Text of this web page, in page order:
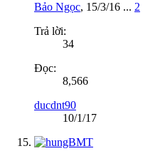
Bảo Ngọc, 15/3/16 ... 2
Trả lời:
34
Đọc:
8,566
ducdnt90
10/1/17